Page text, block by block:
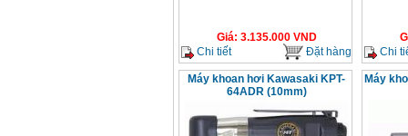
Giá: 3.135.000VND
Chi tiết
Đặt hàng
Chi
Máy khoan hơi Kawasaki KPT-
64ADR (10mm)
Máy